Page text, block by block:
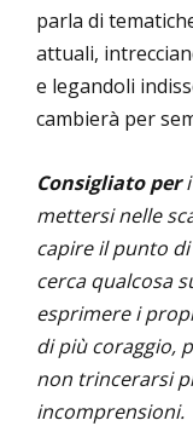
parla di
attuali,
e legandoli
cambierà per
Consigliato peri
mettersi nelle
capire il punto
cerca qualcosa
esprimere i
di più coraggio,
non trincerarsi
incomprensioni.